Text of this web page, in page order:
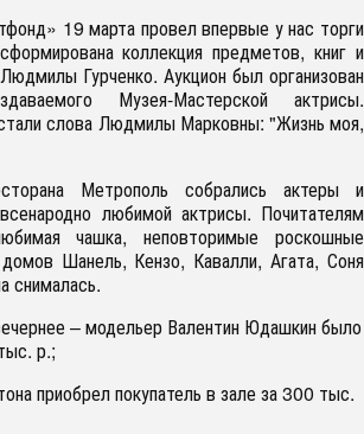
19 марта провел впервые у нас торги
коллекция предметов, книг и
Гурченко. Аукцион был организован
Музея-Мастерской актрисы.
слова Людмилы Марковны: "Жизнь моя,
Метрополь собрались актеры и
любимой актрисы. Почитателям
чашка, неповторимые роскошные
Шанель, Кензо, Кавалли, Агата, Соня
снималась.
– модельер Валентин Юдашкин было
р.;
приобрел покупатель в зале за 300 тыс.